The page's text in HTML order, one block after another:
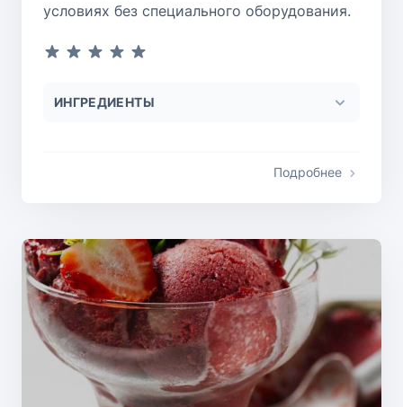
условиях без специального оборудования.
ИНГРЕДИЕНТЫ
Подробнее